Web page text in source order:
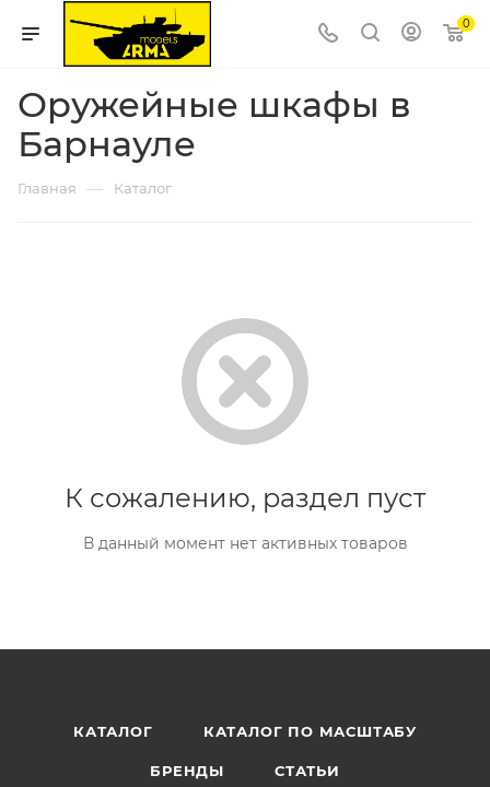
0
Оружейные шкафы в
Барнауле
Главная — Каталог
К сожалению, раздел пуст
В данный момент нет активных товаров
КАТАЛОГ КАТАЛОГ ПО МАСШТАБУ
БРЕНДЫ СТАТЬИ